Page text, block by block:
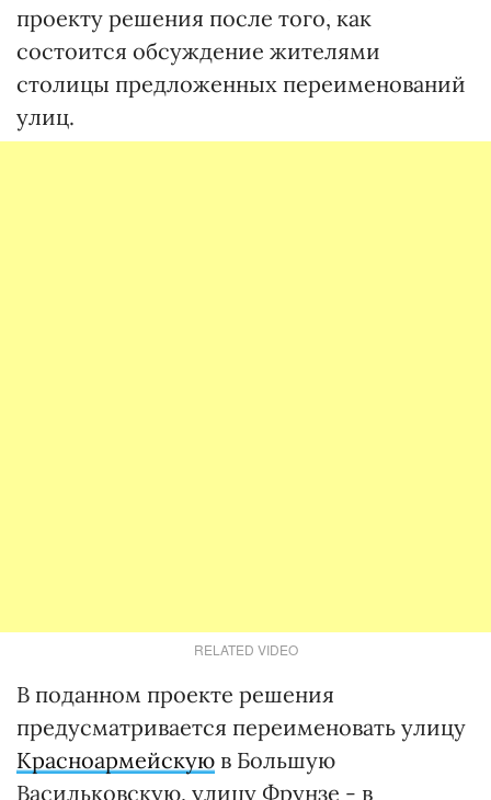
проекту решения после того, как
состоится обсуждение жителями
столицы предложенных переименований
улиц.
RELATED VIDEO
В поданном проекте решения
предусматривается переименовать улицу
Красноармейскую в Большую
Васильковскую, улицу Фрунзе - в